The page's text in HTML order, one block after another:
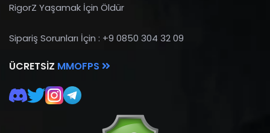
RigorZ Yaşamak İçin Öldür
Sipariş Sorunları İçin : +9 0850 304 32 09
ÜCRETSIZ MMOFPS